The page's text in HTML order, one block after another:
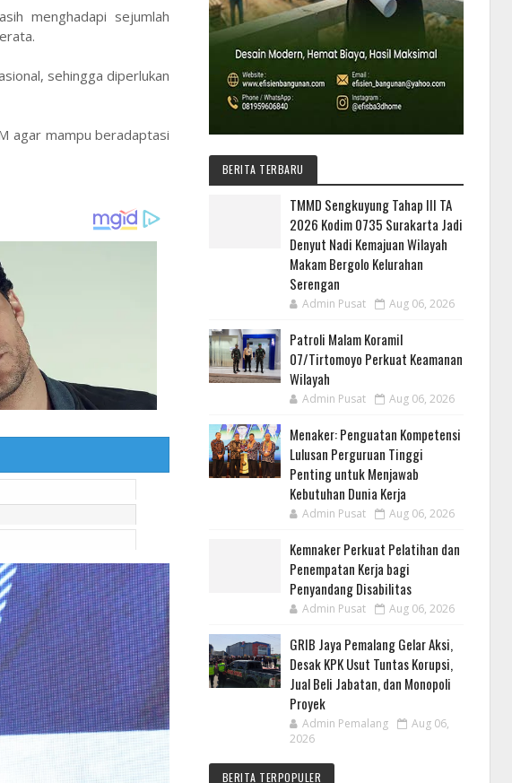
menghadapi sejumlah
sehingga diperlukan
agar mampu beradaptasi
BERITA TERBARU
TMMD Sengkuyung Tahap III TA
2026 Kodim 0735 Surakarta Jadi
Denyut Nadi Kemajuan Wilayah
Makam Bergolo Kelurahan
Serengan
Admin Pusat Aug 06, 2026
Patroli Malam Koramil
07/Tirtomoyo Perkuat Keamanan
Wilayah
Admin Pusat Aug 06, 2026
Menaker: Penguatan Kompetensi
Lulusan Perguruan Tinggi
Penting untuk Menjawab
Kebutuhan Dunia Kerja
Admin Pusat Aug 06, 2026
Kemnaker Perkuat Pelatihan dan
Penempatan Kerja bagi
Penyandang Disabilitas
Admin Pusat Aug 06, 2026
GRIB Jaya Pemalang Gelar Aksi,
Desak KPK Usut Tuntas Korupsi,
Jual Beli Jabatan, dan Monopoli
Proyek
Admin Pemalang
Aug 06,
2026
BERITA TERPOPULER